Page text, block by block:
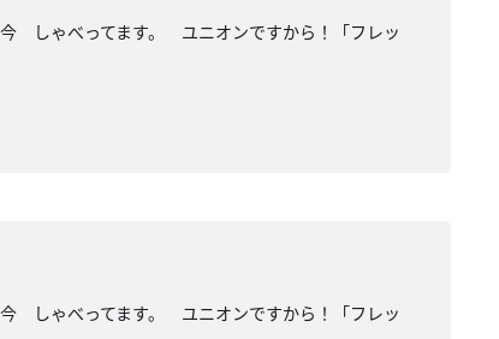
しゃべってます。 ユニオンですから！「フレッ
しゃべってます。 ユニオンですから！「フレッ